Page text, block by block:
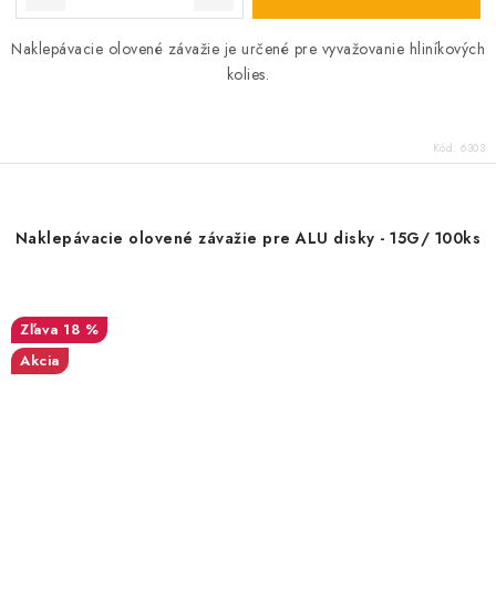
Naklepávacie olovené závažie je určené pre vyvažovanie hliníkových
kolies.
Kód: 6303
Naklepávacie olovené závažie pre ALU disky - 15G/ 100ks
18 %
Akcia